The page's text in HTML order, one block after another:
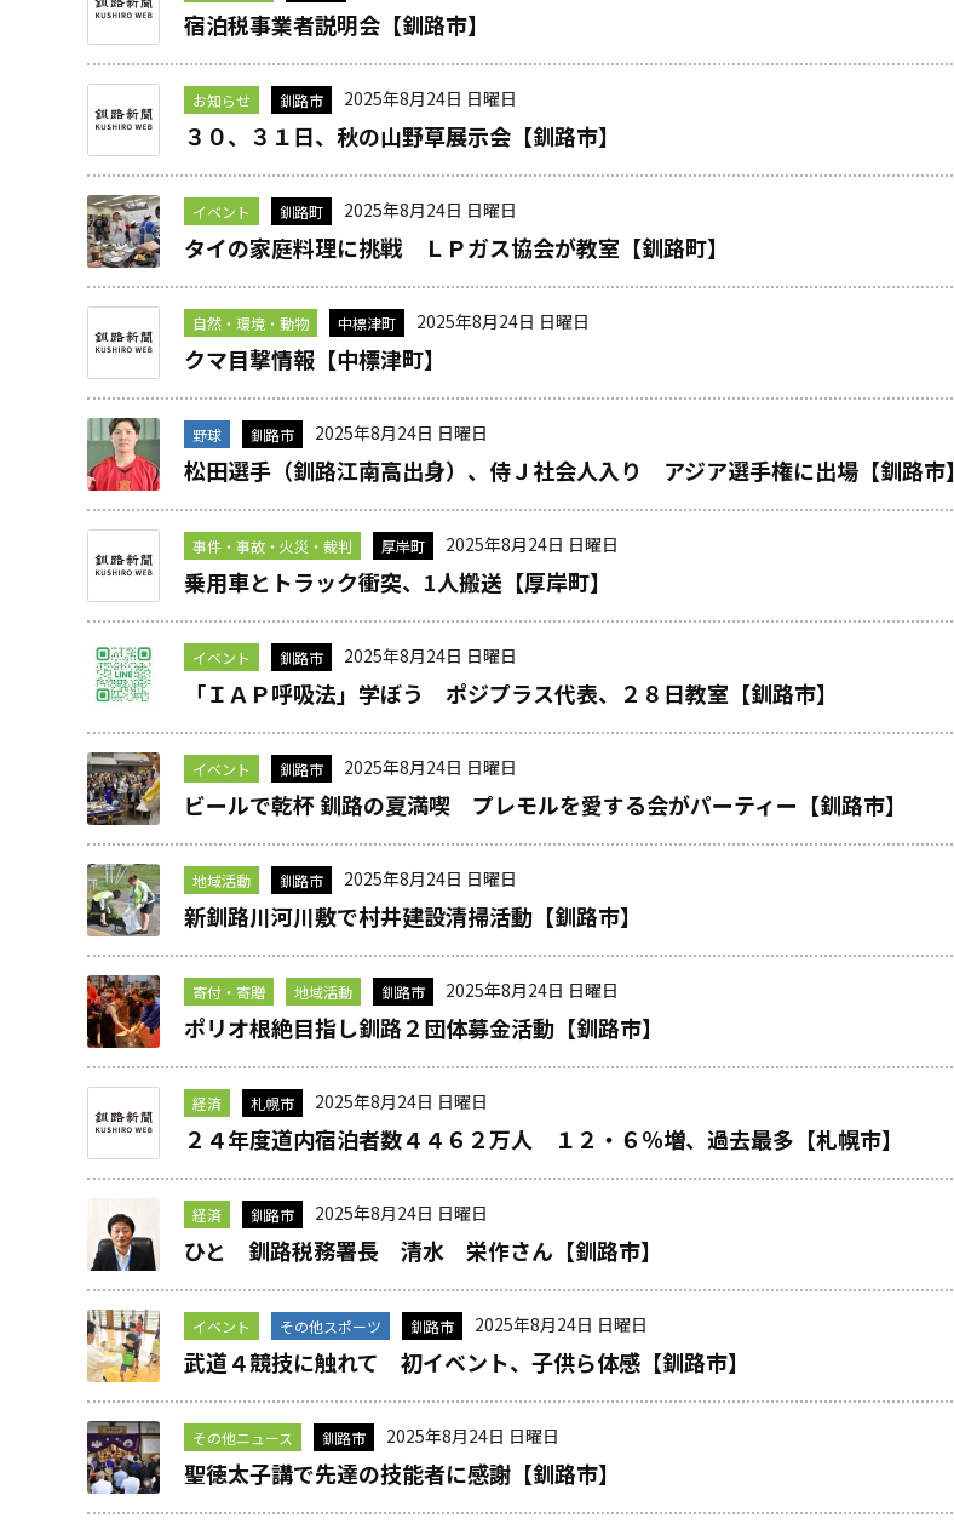
宿泊税事業者説明会【釧路市】
お知らせ 釧路市 2025年8月24日 日曜日
３０、３１日、秋の山野草展示会【釧路市】
イベント 釧路町 2025年8月24日 日曜日
タイの家庭料理に挑戦 ＬＰガス協会が教室【釧路町】
自然・環境・動物 中標津町 2025年8月24日 日曜日
クマ目撃情報【中標津町】
野球 釧路市 2025年8月24日 日曜日
松田選手（釧路江南高出身）、侍Ｊ社会人入り アジア選手権に出場【釧路市】
事件・事故・火災・裁判 厚岸町 2025年8月24日 日曜日
乗用車とトラック衝突、1人搬送【厚岸町】
イベント 釧路市 2025年8月24日 日曜日
「ＩＡＰ呼吸法」学ぼう ポジプラス代表、２８日教室【釧路市】
イベント 釧路市 2025年8月24日 日曜日
ビールで乾杯 釧路の夏満喫 プレモルを愛する会がパーティー【釧路市】
地域活動 釧路市 2025年8月24日 日曜日
新釧路川河川敷で村井建設清掃活動【釧路市】
寄付・寄贈 地域活動 釧路市 2025年8月24日 日曜日
ポリオ根絶目指し釧路２団体募金活動【釧路市】
経済 札幌市 2025年8月24日 日曜日
２４年度道内宿泊者数４４６２万人 １２・６％増、過去最多【札幌市】
経済 釧路市 2025年8月24日 日曜日
ひと 釧路税務署長 清水 栄作さん【釧路市】
イベント その他スポーツ 釧路市 2025年8月24日 日曜日
武道４競技に触れて 初イベント、子供ら体感【釧路市】
その他ニュース 釧路市 2025年8月24日 日曜日
聖徳太子講で先達の技能者に感謝【釧路市】